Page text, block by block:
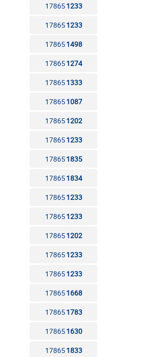
178651233
178651233
178651498
178651274
178651333
178651087
178651202
178651233
178651835
178651834
178651233
178651233
178651202
178651233
178651233
178651668
178651783
178651630
178651833